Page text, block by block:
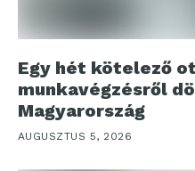
Egy hét kötelező
munkavégzésről
Magyarország
AUGUSZTUS 5, 2026